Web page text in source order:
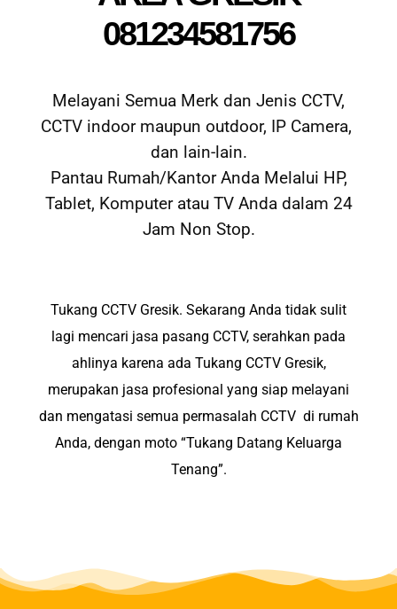
081234581756
Melayani Semua Merk dan Jenis CCTV,
CCTV indoor maupun outdoor, IP Camera,
dan lain-lain.
Pantau Rumah/Kantor Anda Melalui HP,
Tablet, Komputer atau TV Anda dalam 24
Jam Non Stop.
Tukang CCTV Gresik. Sekarang Anda tidak sulit
lagi mencari jasa pasang CCTV, serahkan pada
ahlinya karena ada Tukang CCTV Gresik,
merupakan jasa profesional yang siap melayani
dan mengatasi semua permasalah CCTV di rumah
Anda, dengan moto “Tukang Datang Keluarga
Tenang”.